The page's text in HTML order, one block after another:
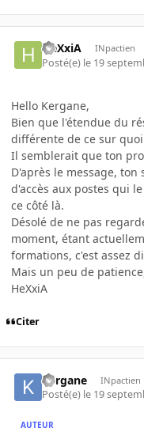
HeXxiA INpactien
Posté(e) le 19
Hello Kergane,
Bien que l'étendue du
différente de ce sur
Il semblerait que ton
D'après le message,
d'accès aux postes qui
ce côté là.
Désolé de ne pas
moment, étant
formations, c'est assez
Mais un peu de
HeXxiA
Citer
Kergane INpactien
Posté(e) le 19
AUTEUR